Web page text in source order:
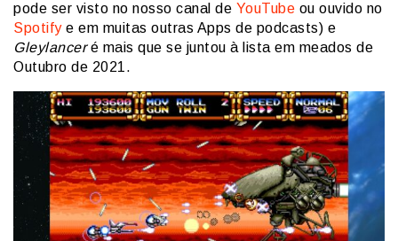
pode ser visto no nosso canal de YouTube ou ouvido no
Spotifye em muitas outras Apps de podcasts) e
Gleylanceré mais que se juntou à lista em meados de
Outubro de 2021.